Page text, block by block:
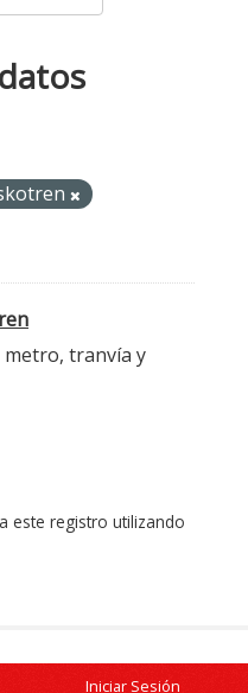
tranvía y
este registro utilizando
Iniciar Sesión